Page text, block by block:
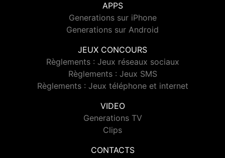
APPS
Generations sur iPhone
Generations sur Android
JEUX CONCOURS
Règlements : Jeux réseaux sociaux
Règlements : Jeux SMS
Règlements : Jeux téléphone et internet
VIDEO
Generations TV
Clips
CONTACTS